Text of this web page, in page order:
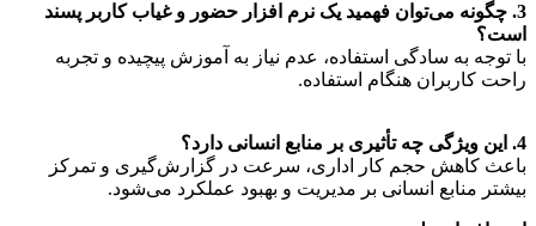
3. چگونه می‌توان فهمید یک نرم افزار حضور و غیاب کاربر پسند
است؟
با توجه به سادگی استفاده، عدم نیاز به آموزش پیچیده و تجربه
راحت کاربران هنگام استفاده.
4. این ویژگی چه تأثیری بر منابع انسانی دارد؟
باعث کاهش حجم کار اداری، سرعت در گزارش‌گیری و تمرکز
بیشتر منابع انسانی بر مدیریت و بهبود عملکرد می‌شود.